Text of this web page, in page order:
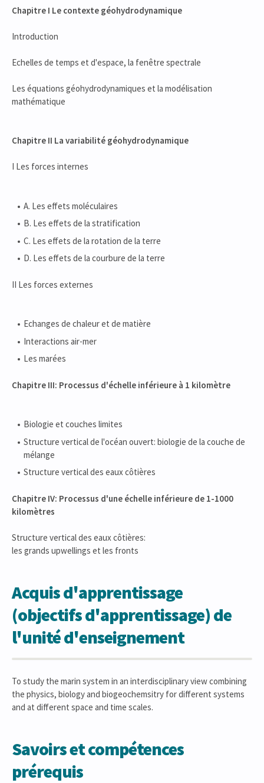
Chapitre I Le contexte géohydrodynamique
Introduction
Echelles de temps et d'espace, la fenêtre spectrale
Les équations géohydrodynamiques et la modélisation
mathématique
Chapitre II La variabilité géohydrodynamique
I Les forces internes
A. Les effets moléculaires
B. Les effets de la stratification
C. Les effets de la rotation de la terre
D. Les effets de la courbure de la terre
II Les forces externes
Echanges de chaleur et de matière
Interactions air-mer
Les marées
Chapitre III: Processus d'échelle inférieure à 1 kilomètre
Biologie et couches limites
Structure vertical de l'océan ouvert: biologie de la couche de
mélange
Structure vertical des eaux côtières
Chapitre IV: Processus d'une échelle inférieure de 1-1000
kilomètres
Structure vertical des eaux côtières:
les grands upwellings et les fronts
Acquis d'apprentissage
(objectifs d'apprentissage) de
l'unité d'enseignement
To study the marin system in an interdisciplinary view combining
the physics, biology and biogeochemsitry for different systems
and at different space and time scales.
Savoirs et compétences
prérequis